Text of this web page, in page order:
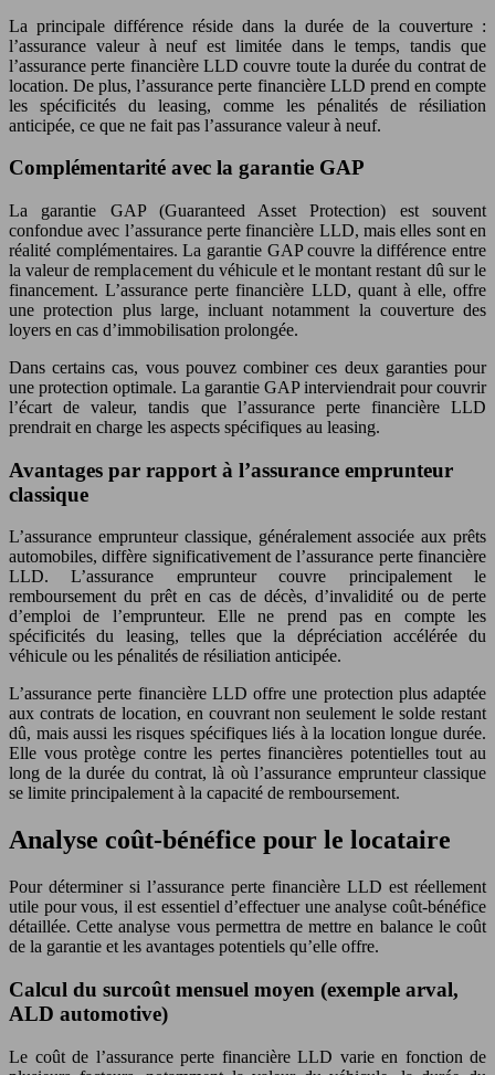
La principale différence réside dans la durée de la couverture :
l’assurance valeur à neuf est limitée dans le temps, tandis que
l’assurance perte financière LLD couvre toute la durée du contrat de
location. De plus, l’assurance perte financière LLD prend en compte
les spécificités du leasing, comme les pénalités de résiliation
anticipée, ce que ne fait pas l’assurance valeur à neuf.
Complémentarité avec la garantie GAP
La garantie GAP (Guaranteed Asset Protection) est souvent
confondue avec l’assurance perte financière LLD, mais elles sont en
réalité complémentaires. La garantie GAP couvre la différence entre
la valeur de remplacement du véhicule et le montant restant dû sur le
financement. L’assurance perte financière LLD, quant à elle, offre
une protection plus large, incluant notamment la couverture des
loyers en cas d’immobilisation prolongée.
Dans certains cas, vous pouvez combiner ces deux garanties pour
une protection optimale. La garantie GAP interviendrait pour couvrir
l’écart de valeur, tandis que l’assurance perte financière LLD
prendrait en charge les aspects spécifiques au leasing.
Avantages par rapport à l’assurance emprunteur
classique
L’assurance emprunteur classique, généralement associée aux prêts
automobiles, diffère significativement de l’assurance perte financière
LLD. L’assurance emprunteur couvre principalement le
remboursement du prêt en cas de décès, d’invalidité ou de perte
d’emploi de l’emprunteur. Elle ne prend pas en compte les
spécificités du leasing, telles que la dépréciation accélérée du
véhicule ou les pénalités de résiliation anticipée.
L’assurance perte financière LLD offre une protection plus adaptée
aux contrats de location, en couvrant non seulement le solde restant
dû, mais aussi les risques spécifiques liés à la location longue durée.
Elle vous protège contre les pertes financières potentielles tout au
long de la durée du contrat, là où l’assurance emprunteur classique
se limite principalement à la capacité de remboursement.
Analyse coût-bénéfice pour le locataire
Pour déterminer si l’assurance perte financière LLD est réellement
utile pour vous, il est essentiel d’effectuer une analyse coût-bénéfice
détaillée. Cette analyse vous permettra de mettre en balance le coût
de la garantie et les avantages potentiels qu’elle offre.
Calcul du surcoût mensuel moyen (exemple arval,
ALD automotive)
Le coût de l’assurance perte financière LLD varie en fonction de